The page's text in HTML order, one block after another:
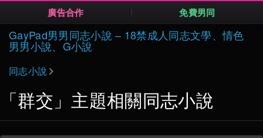
廣告合作 免費男同
Skip
to
GayPad男男同志小說 – 18禁成人同志文學、情色
男男小說、G小說
同志小說
「群交」主題相關同志小說